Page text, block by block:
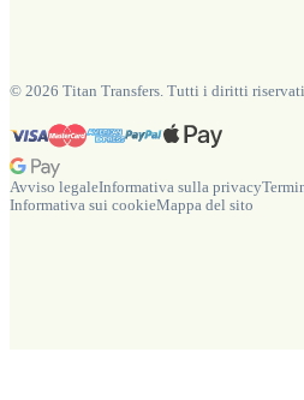
© 2026 Titan Transfers. Tutti i diritti
Avviso legaleInformativa sulla privacy
Informativa sui cookieMappa del sito